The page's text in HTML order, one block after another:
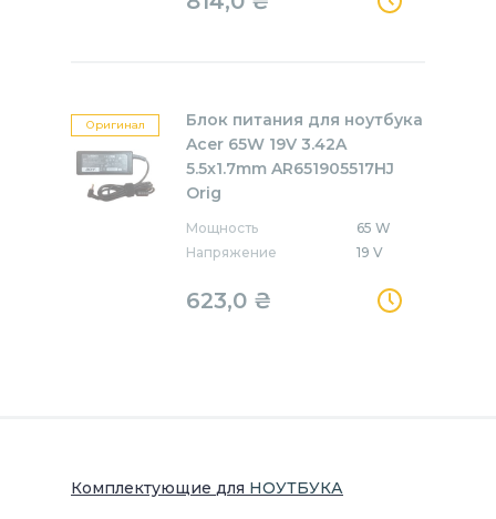
Оригинал
Блок питания для ноутбука
Acer 65W 19V 3.42A
5.5x1.7mm AR651905517HJ
Orig
Мощность
65 W
Напряжение
19 V
623,0 ₴
Комплектующие для НОУТБУКА